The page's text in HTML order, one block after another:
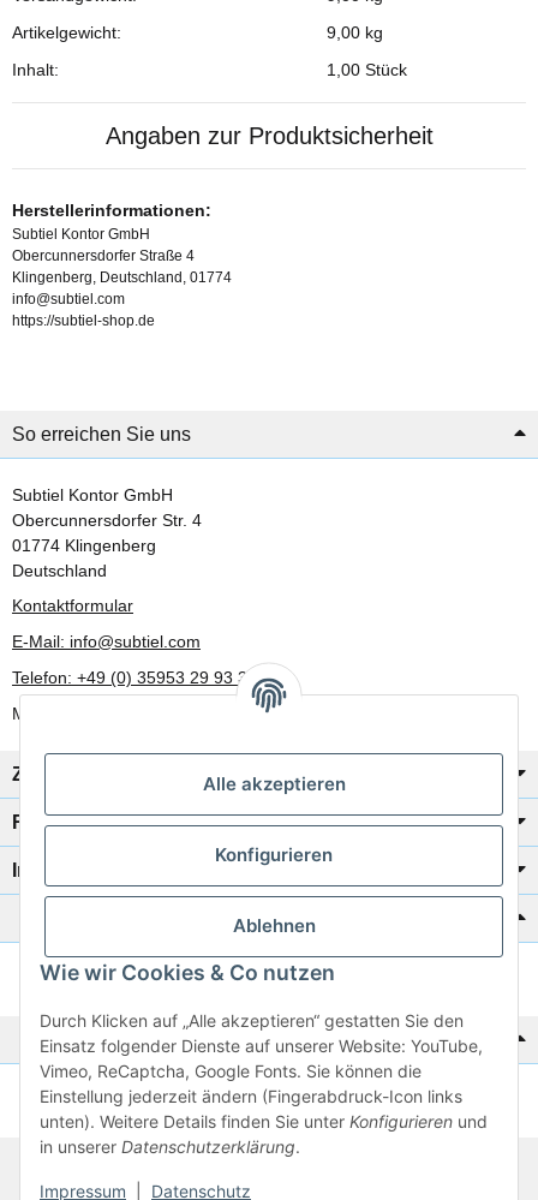
Alle akzeptieren
Konfigurieren
Ablehnen
Wie wir Cookies & Co nutzen
Durch Klicken auf „Alle akzeptieren“ gestatten Sie den
Einsatz folgender Dienste auf unserer Website: YouTube,
Vimeo, ReCaptcha, Google Fonts. Sie können die
Einstellung jederzeit ändern (Fingerabdruck-Icon links
unten). Weitere Details finden Sie unter Konfigurieren und
in unserer Datenschutzerklärung.
Impressum Datenschutz
Produkteigenschaft
Wert
Artikelgewicht:
9,00 kg
Inhalt:
1,00 Stück
Angaben zur Produktsicherheit
Herstellerinformationen:
Subtiel Kontor GmbH
Obercunnersdorfer Straße 4
Klingenberg, Deutschland, 01774
info@subtiel.com
https://subtiel-shop.de
So erreichen Sie uns
Subtiel Kontor GmbH
Obercunnersdorfer Str. 4
01774 Klingenberg
Deutschland
Kontaktformular
E-Mail: info@subtiel.com
Telefon: +49 (0) 35953 29 93 30
Mo-Fr: 8:00 Uhr - 17:00 Uhr
Zahlung/Versand
Rechtliches
Informationen
Katalog zur Hand?
Zur Schnellbestellung
Noch kein Katalog?
Preisliste anschauen
© 2026 subtiel-shop.de